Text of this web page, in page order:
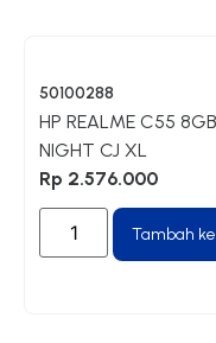
50100288
HP REALME C55
NIGHT CJ XL
Rp 2.576.000
Tambah